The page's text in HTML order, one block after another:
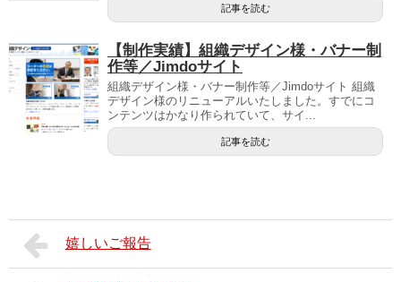
記事を読む
【制作実績】組織デザイン様・バナー制
作等／Jimdoサイト
組織デザイン様・バナー制作等／Jimdoサイト 組織
デザイン様のリニューアルいたしました。すでにコ
ンテンツはかなり作られていて、サイ...
記事を読む
嬉しいご報告